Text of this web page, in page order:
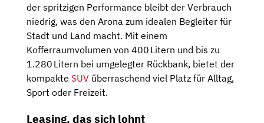
der spritzigen Performance bleibt der Verbrauch
niedrig, was den Arona zum idealen Begleiter für
Stadt und Land macht. Mit einem
Kofferraumvolumen von 400 Litern und bis zu
1.280 Litern bei umgelegter Rückbank, bietet der
kompakte SUV überraschend viel Platz für Alltag,
Sport oder Freizeit.
Leasing, das sich lohnt